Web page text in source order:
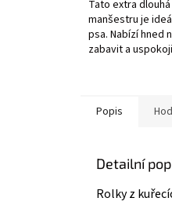
5
hvězdiček.
Tato extra
manšestru je
psa. Nabízí hned
zabavit a
Popis
Detailní
Rolky z